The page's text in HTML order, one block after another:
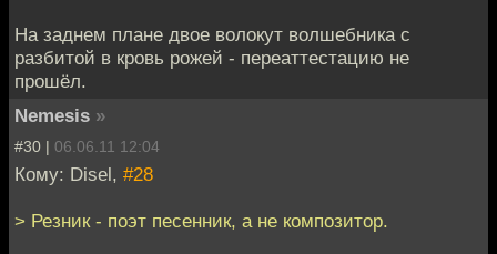
На заднем плане двое волокут волшебника с
разбитой в кровь рожей - переаттестацию не
прошёл.
Nemesis »
#30 | 06.06.11 12:04
Кому: Disel, #28
> Резник - поэт песенник, а не композитор.